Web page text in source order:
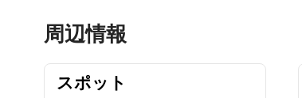
周辺情報
スポット